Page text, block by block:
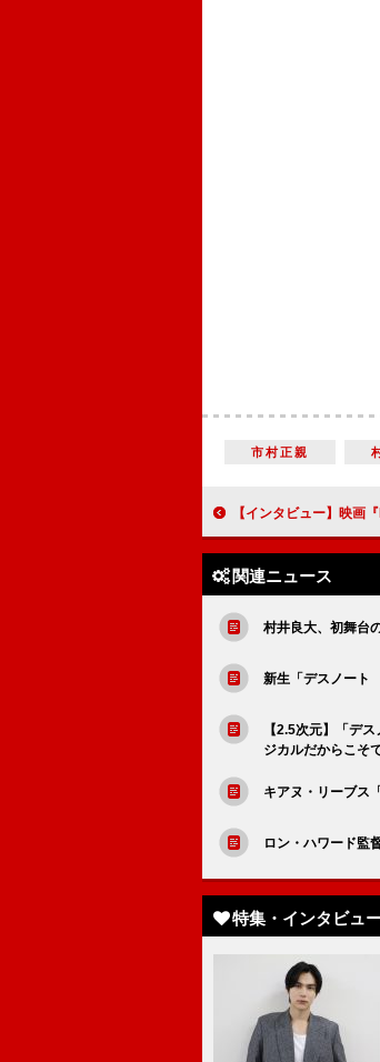
市村正親
【インタビュー】映画『Daughters』三吉彩花「お互いの存在が大きかったことを
関連ニュース
村井良大、初舞台
新生「デスノート
【2.5次元】「デ
ジカルだからこそ
キアヌ・リーブス
ロン・ハワード監
特集・インタビュ